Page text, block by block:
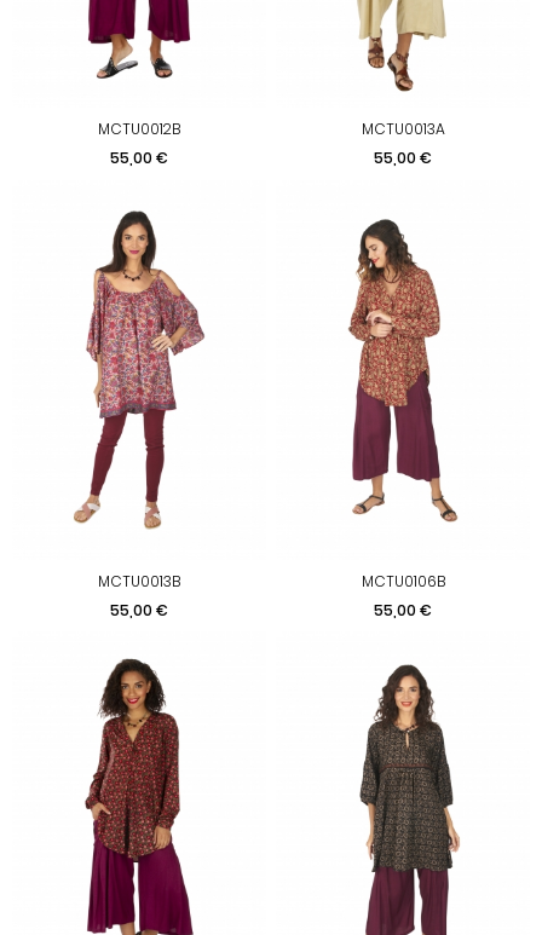
MCTU0012B
Prix
55,00 €
MCTU0013A
Prix
55,00 €
MCTU0013B
Prix
55,00 €
MCTU0106B
Prix
55,00 €